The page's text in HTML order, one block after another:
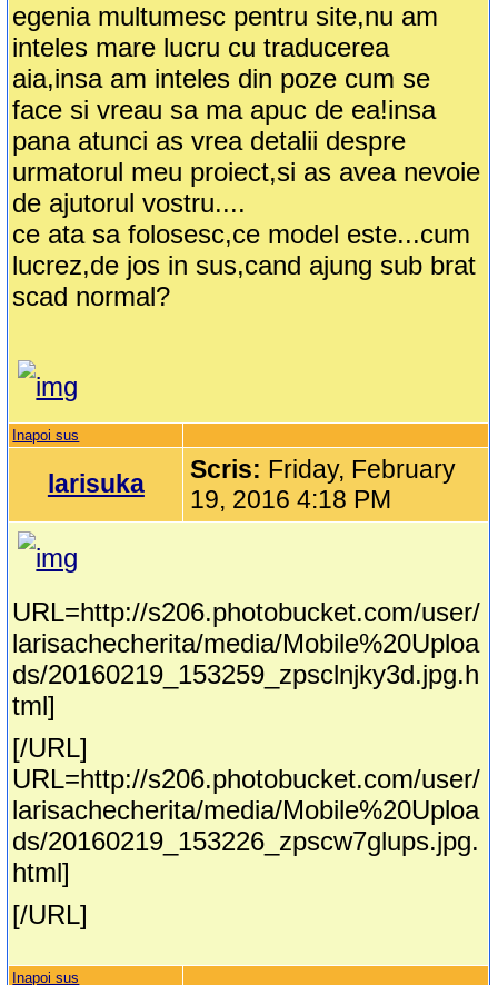
egenia multumesc pentru site,nu am
inteles mare lucru cu traducerea
aia,insa am inteles din poze cum se
face si vreau sa ma apuc de ea!insa
pana atunci as vrea detalii despre
urmatorul meu proiect,si as avea nevoie
de ajutorul vostru....
ce ata sa folosesc,ce model este...cum
lucrez,de jos in sus,cand ajung sub brat
scad normal?
Inapoi sus
larisuka Scris: Friday, February
19, 2016 4:18 PM
URL=http://s206.photobucket.com/user/
larisachecherita/media/Mobile%20Uploa
ds/20160219_153259_zpsclnjky3d.jpg.h
tml]
[/URL]
URL=http://s206.photobucket.com/user/
larisachecherita/media/Mobile%20Uploa
ds/20160219_153226_zpscw7glups.jpg.
html]
[/URL]
Inapoi sus